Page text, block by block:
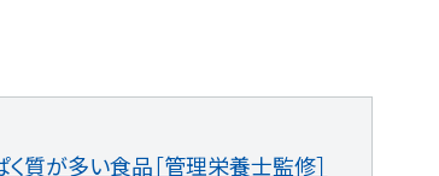
く質が多い食品［管理栄養士監修］